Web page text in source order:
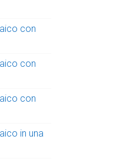
con
con
con
in una